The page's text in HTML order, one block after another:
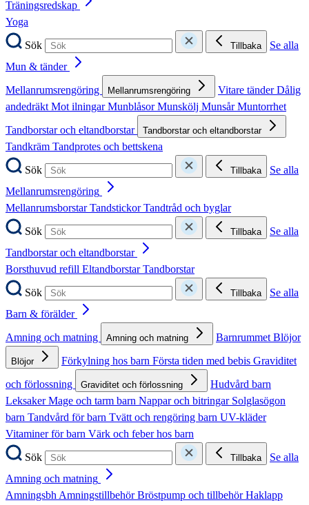
Träningsredskap
Yoga
Sök
Tillbaka
Se alla
Mun & tänder
Mellanrumsrengöring
Mellanrumsrengöring Vitare tänderDålig
andedräktMot ilningarMunblåsorMunskölj MunsårMuntorrhet
Tandborstar och eltandborstar
Tandborstar och eltandborstar
Tandkräm Tandprotes och bettskena
Sök
Tillbaka
Se alla
Mellanrumsrengöring
MellanrumsborstarTandstickorTandtråd och byglar
Sök
Tillbaka
Se alla
Tandborstar och eltandborstar
Borsthuvud refill EltandborstarTandborstar
Sök
Tillbaka
Se alla
Barn & förälder
Amning och matning
Amning och matning BarnrummetBlöjor
Blöjor Förkylning hos barn Första tiden med bebis Graviditet
och förlossning
Graviditet och förlossning
Hudvård barn
LeksakerMage och tarm barn Nappar och bitringar Solglasögon
barn Tandvård för barn Tvätt och rengöring barn UV-kläder
Vitaminer för barn Värk och feber hos barn
Sök
Tillbaka
Se alla
Amning och matning
AmningsbhAmningstillbehörBröstpump och tillbehörHaklapp